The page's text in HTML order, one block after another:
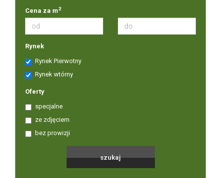
Cena za m2
Rynek
Rynek Pierwotny
Rynek wtórny
Oferty
specjalne
ze zdjęciem
bez prowizji